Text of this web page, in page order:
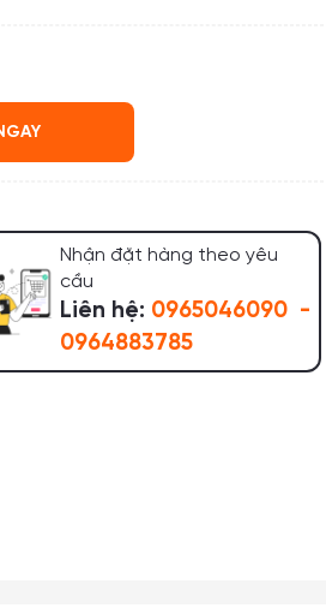
Nhận đặt hàng theo yêu
cầu
Liên hệ: 0965046090-
0964883785